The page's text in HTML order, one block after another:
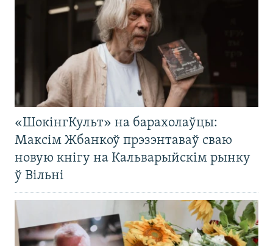
«ШокінгКульт» на барахолаўцы:
Максім Жбанкоў прэзэнтаваў сваю
новую кнігу на Кальварыйскім рынку
ў Вільні